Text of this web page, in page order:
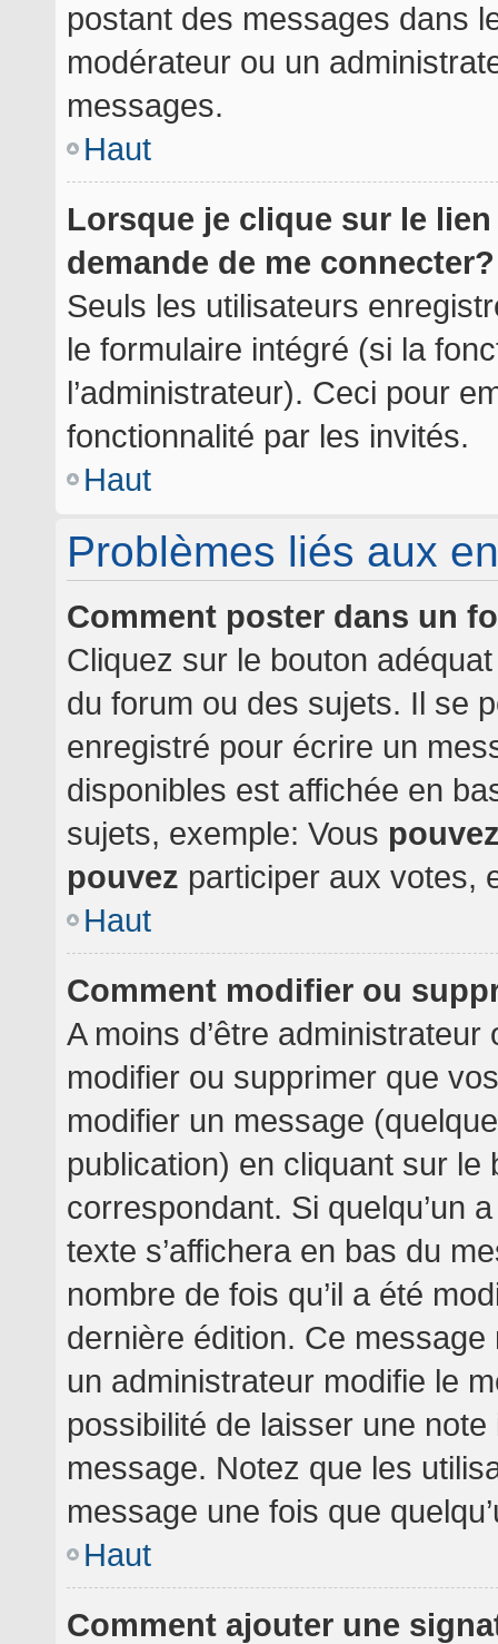
postant des messages dans
modérateur ou un
messages.
Haut
Lorsque je clique sur le
demande de me connecter?
Seuls les utilisateurs
le formulaire intégré (si la
l’administrateur). Ceci pour
fonctionnalité par les invités.
Haut
Problèmes liés aux
Comment poster dans un
Cliquez sur le bouton
du forum ou des sujets. Il se
enregistré pour écrire un
disponibles est affichée en
sujets, exemple: Vous
pouvez participer aux votes,
Haut
Comment modifier ou
A moins d’être
modifier ou supprimer que
modifier un message
publication) en cliquant sur le
correspondant. Si quelqu’un
texte s’affichera en bas du
nombre de fois qu’il a été
dernière édition. Ce
un administrateur modifie le
possibilité de laisser une note
message. Notez que les
message une fois que
Haut
Comment ajouter une